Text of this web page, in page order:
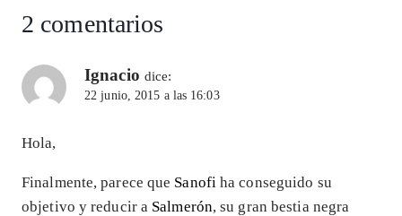
2 comentarios
Ignacio dice:
22 junio, 2015 a las 16:03
Hola,
Finalmente, parece que Sanofiha conseguido su
objetivo y reducir a Salmerón, su gran bestia negra